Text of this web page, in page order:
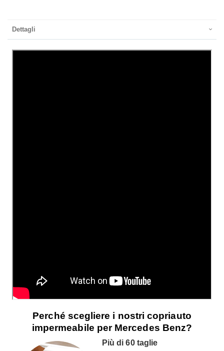
Dettagli
Perché scegliere i nostri copriauto
impermeabile per Mercedes Benz?
Più di 60 taglie